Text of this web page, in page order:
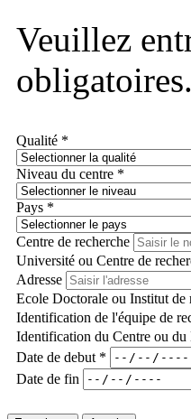
Veuillez
obligatoires.
Qualité *
Niveau du centre *
Pays *
Centre de recherche
Université ou Centre de
Adresse
Ecole Doctorale ou Institut de
Identification de l'équipe de
Identification du Centre ou
Date de debut *
Date de fin